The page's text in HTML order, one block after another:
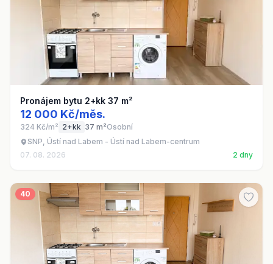
Pronájem bytu 2+kk 37 m²
12 000 Kč/měs.
324 Kč/m² 2+kk 37 m²Osobní
SNP, Ústí nad Labem - Ústí nad Labem-centrum
07. 08. 2026
2 dny
40